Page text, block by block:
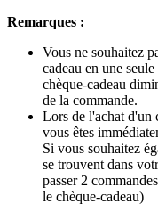
Remarques :
Vous ne souhaitez
cadeau en une
chèque-cadeau
de la commande.
Lors de l'achat d'un
vous êtes
Si vous souhaitez
se trouvent dans
passer 2
le chèque-cadeau)